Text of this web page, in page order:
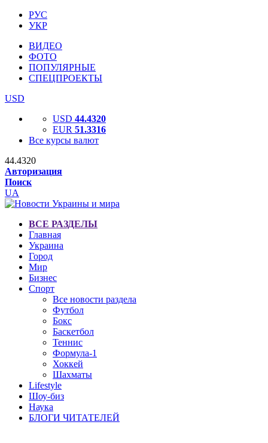
РУС
УКР
ВИДЕО
ФОТО
ПОПУЛЯРНЫЕ
СПЕЦПРОЕКТЫ
USD
USD 44.4320
EUR 51.3316
Все курсы валют
44.4320
Авторизация
Поиск
UA
ВСЕ РАЗДЕЛЫ
Главная
Украина
Город
Мир
Бизнес
Спорт
Все новости раздела
Футбол
Бокс
Баскетбол
Теннис
Формула-1
Хоккей
Шахматы
Lifestyle
Шоу-биз
Наука
БЛОГИ ЧИТАТЕЛЕЙ